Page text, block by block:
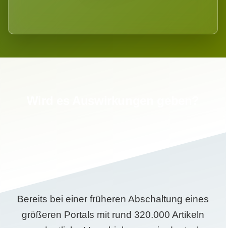
Bereits bei einer früheren Abschaltung eines
größeren Portals mit rund 320.000 Artikeln